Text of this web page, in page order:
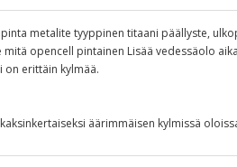
metalite tyyppinen titaani päällyste,
opencell pintainen Lisää vedessäolo
on erittäin kylmää.
äärimmäisen kylmissä